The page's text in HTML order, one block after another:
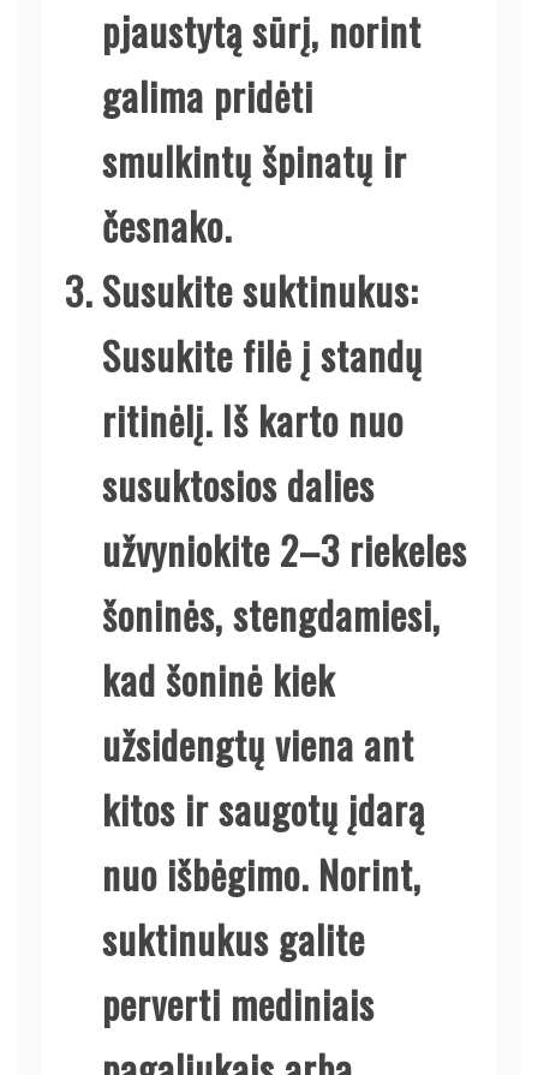
pjaustytą sūrį, norint
galima pridėti
smulkintų špinatų ir
česnako.
Susukite suktinukus:
Susukite filė į standų
ritinėlį. Iš karto nuo
susuktosios dalies
užvyniokite 2–3 riekeles
šoninės, stengdamiesi,
kad šoninė kiek
užsidengtų viena ant
kitos ir saugotų įdarą
nuo išbėgimo. Norint,
suktinukus galite
perverti mediniais